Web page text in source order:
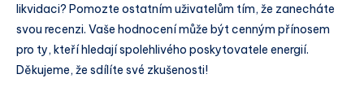
likvidaci? Pomozte ostatním uživatelům tím, že zanecháte
svou recenzi. Vaše hodnocení může být cenným přínosem
pro ty, kteří hledají spolehlivého poskytovatele energií.
Děkujeme, že sdílíte své zkušenosti!